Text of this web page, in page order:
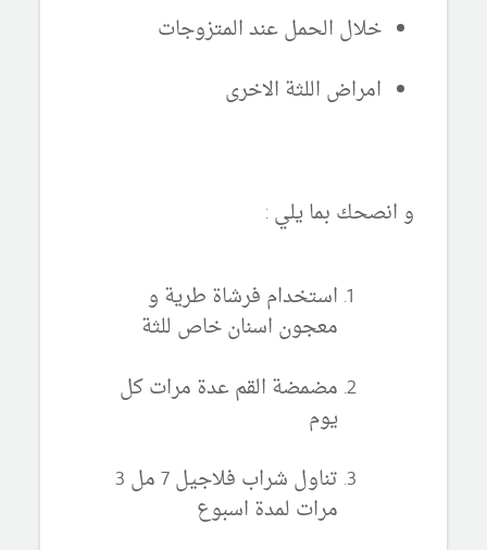
خلال الحمل عند المتزوجات
امراض اللثة الاخرى
و انصحك بما يلي :
استخدام فرشاة طرية و
معجون اسنان خاص للثة
مضمضة القم عدة مرات كل
يوم
تناول شراب فلاجيل 7 مل 3
مرات لمدة اسبوع